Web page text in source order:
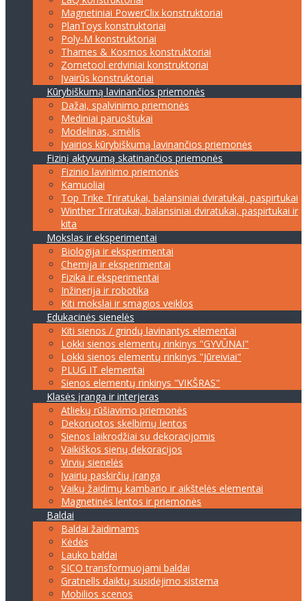
Magnetiniai PowerClix konstruktoriai
PlanToys konstruktoriai
Poly-M konstruktoriai
Thames & Kosmos konstruktoriai
Zometool erdviniai konstruktoriai
Įvairūs konstruktoriai
Kūrybiškumą lavinančios priemonės
Dažai, spalvinimo priemonės
Mediniai paruoštukai
Modelinas, smėlis
Įvairios kūrybiškumą lavinančios priemonės
Fizinį aktyvumą skatinančios priemonės
Fizinio lavinimo priemonės
Kamuoliai
Top Trike Triratukai, balansiniai dviratukai, paspirtukai
Winther Triratukai, balansiniai dviratukai, paspirtukai ir
kita
Mokslas ir eksperimentai
Biologija ir eksperimentai
Chemija ir eksperimentai
Fizika ir eksperimentai
Inžinerija ir robotika
Kiti mokslai ir smagios veiklos
Edukacinės sienelės
Kiti sienos / grindų lavinantys elementai
Lokki sienos elementų rinkinys "GYVŪNAI"
Lokki sienos elementų rinkinys "Jūreiviai"
PLUG IT elementai
Sienos elementų rinkinys "VIKŠRAS"
Klasės įranga ir interjeras
Atliekų rūšiavimo priemonės
Dekoruotos skelbimų lentos
Sienos laikrodžiai su dekoracijomis
Vaikiškos sienų dekoracijos
Virvių sienelės
Įvairių paskirčių įranga
Vaikų žaidimų kambario ir aikštelės elementai
Magnetinės lentos ir priemonės
Baldai
Baldai žaidimams
Kėdės
Lauko baldai
SICO transformuojami baldai
Gratnells daiktų susidėjimo sistema
Mobilios scenos